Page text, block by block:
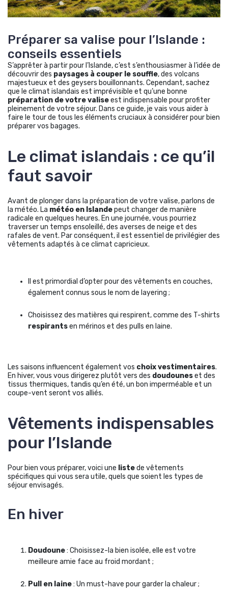
Préparer sa valise pour l’Islande :
conseils essentiels
S’apprêter à partir pour l’Islande, c’est s’enthousiasmer à l’idée de
découvrir des paysages à couper le souffle, des volcans
majestueux et des geysers bouillonnants. Cependant, sachez
que le climat islandais est imprévisible et qu’une bonne
préparation de votre valiseest indispensable pour profiter
pleinement de votre séjour. Dans ce guide, je vais vous aider à
faire le tour de tous les éléments cruciaux à considérer pour bien
préparer vos bagages.
Le climat islandais : ce qu’il
faut savoir
Avant de plonger dans la préparation de votre valise, parlons de
la météo. La météo en Islandepeut changer de manière
radicale en quelques heures. En une journée, vous pourriez
traverser un temps ensoleillé, des averses de neige et des
rafales de vent. Par conséquent, il est essentiel de privilégier des
vêtements adaptés à ce climat capricieux.
Il est primordial d’opter pour des vêtements en couches,
également connus sous le nom de layering ;
Choisissez des matières qui respirent, comme des T-shirts
respirantsen mérinos et des pulls en laine.
Les saisons influencent également vos choix vestimentaires.
En hiver, vous vous dirigerez plutôt vers des doudouneset des
tissus thermiques, tandis qu’en été, un bon imperméable et un
coupe-vent seront vos alliés.
Vêtements indispensables
pour l’Islande
Pour bien vous préparer, voici une listede vêtements
spécifiques qui vous sera utile, quels que soient les types de
séjour envisagés.
En hiver
Doudoune: Choisissez-la bien isolée, elle est votre
meilleure amie face au froid mordant ;
Pull en laine: Un must-have pour garder la chaleur ;